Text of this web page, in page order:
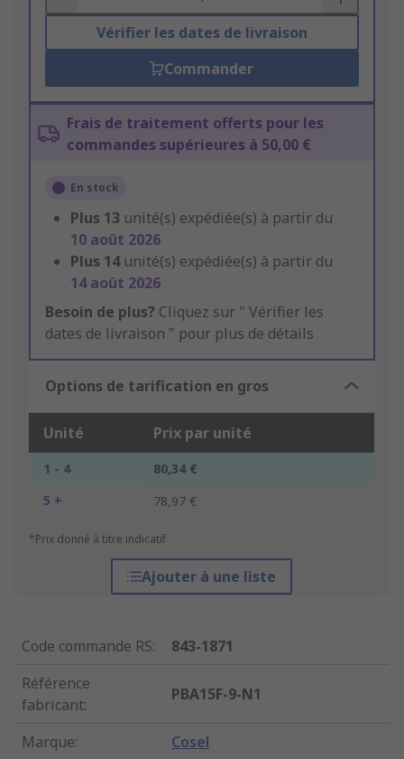
Vérifier les dates de livraison
Commander
Frais de traitement offerts pour les
commandes supérieures à 50,00 €
En stock
Plus 13 unité(s) expédiée(s) à partir du
10 août 2026
Plus 14 unité(s) expédiée(s) à partir du
14 août 2026
Besoin de plus? Cliquez sur " Vérifier les
dates de livraison " pour plus de détails
Options de tarification en gros
Unité Prix par unité
1 - 4
80,34 €
5 +
78,97 €
*Prix donné à titre indicatif
Ajouter à une liste
Code commande RS:
843-1871
Référence
fabricant:
PBA15F-9-N1
Marque: Cosel